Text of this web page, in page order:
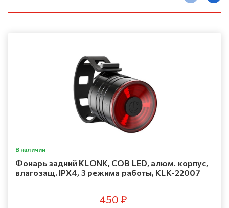
В наличии
Фонарь задний KLONK, COB LED, алюм. корпус,
влагозащ. IPX4, 3 режима работы, KLK-22007
450 ₽